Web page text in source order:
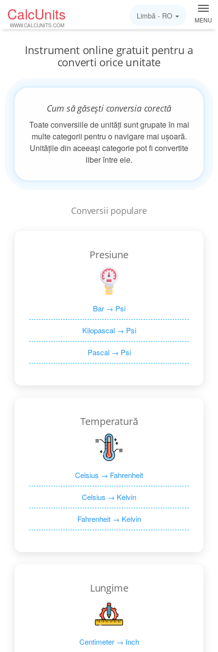
CalcUnits
WWW.CALCUNITS.COM
MENU
Limbă - RO
Instrument online gratuit pentru a
converti orice unitate
Cum să găsești conversia corectă
Toate conversiile de unități sunt grupate în mai
multe categorii pentru o navigare mai ușoară.
Unitățile din aceeași categorie pot fi convertite
liber între ele.
Conversii populare
Presiune
Bar → Psi
Kilopascal → Psi
Pascal → Psi
Temperatură
Celsius → Fahrenheit
Celsius → Kelvin
Fahrenheit → Kelvin
Lungime
Centimeter → Inch